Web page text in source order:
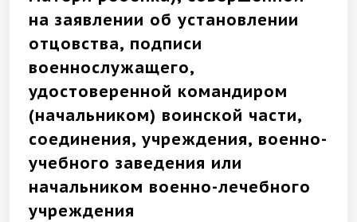
на заявлении об установлении
отцовства, подписи
военнослужащего,
удостоверенной командиром
(начальником) воинской части,
соединения, учреждения, военно-
учебного заведения или
начальником военно-лечебного
учреждения